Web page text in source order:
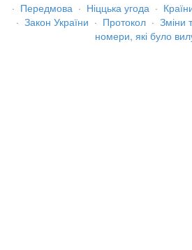
· Передмова · Ніццька угода ·
· Закон України · Протокол · Зміни
номери, які було